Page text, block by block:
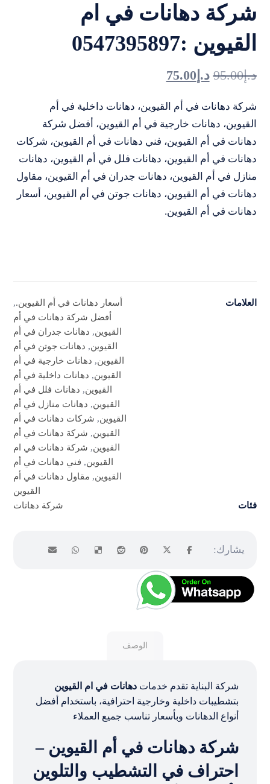
شركة دهانات في ام
القيوين :0547395897
د.إ95.00 د.إ 75.00
شركة دهانات في أم القيوين، دهانات داخلية في أم
القيوين، دهانات خارجية في أم القيوين، أفضل شركة
دهانات في أم القيوين، فني دهانات في أم القيوين، شركات
دهانات في أم القيوين، دهانات فلل في أم القيوين، دهانات
منازل في أم القيوين، دهانات جدران في أم القيوين، مقاول
دهانات في أم القيوين، دهانات جوتن في أم القيوين، أسعار
دهانات في أم القيوين.
العلامات أسعار دهانات في أم القيوين.,
أفضل شركة دهانات في أم
القيوين, دهانات جدران في أم
القيوين, دهانات جوتن في أم
القيوين, دهانات خارجية في أم
القيوين, دهانات داخلية في أم
القيوين, دهانات فلل في أم
القيوين, دهانات منازل في أم
القيوين, شركات دهانات في أم
القيوين, شركة دهانات في أم
القيوين, شركة دهانات في ام
القيوين, فني دهانات في أم
القيوين, مقاول دهانات في أم
القيوين
فئات
شركة دهانات
الوصف
شركة البناية تقدم خدمات دهانات في ام القيوين
بتشطيبات داخلية وخارجية احترافية، باستخدام أفضل
أنواع الدهانات وبأسعار تناسب جميع العملاء
شركة دهانات في أم القيوين –
احتراف في التشطيب والتلوين